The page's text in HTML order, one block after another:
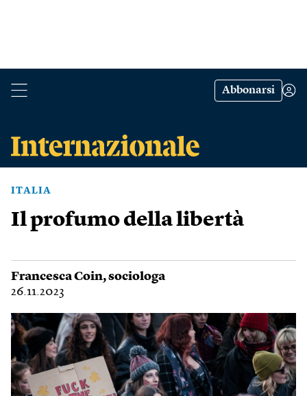
Abbonarsi
ITALIA
Il profumo della libertà
Francesca Coin, sociologa
26.11.2023